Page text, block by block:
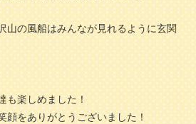
山の風船はみんなが見れるように玄関
も楽しめました！
顔をありがとうございました！